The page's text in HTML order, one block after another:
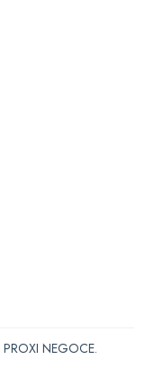
PROXI NEGOCE.